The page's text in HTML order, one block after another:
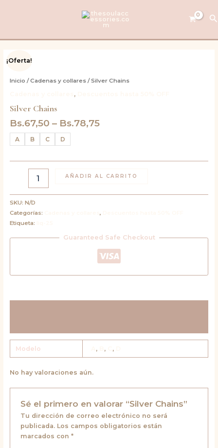
¡Oferta!
Inicio /Cadenas y collares/ Silver Chains
,
Silver Chains
Bs.67,50 – Bs.78,75
A B C D
Silver
cantidad
AÑADIR AL CARRITO
SKU: N/D
Categorías:
,
Etiqueta:
Guaranteed Safe Checkout
Modelo , , ,
No hay valoraciones aún.
Sé el primero en valorar “Silver Chains”
Tu dirección de correo electrónico no será
publicada. Los campos obligatorios están
marcados con *